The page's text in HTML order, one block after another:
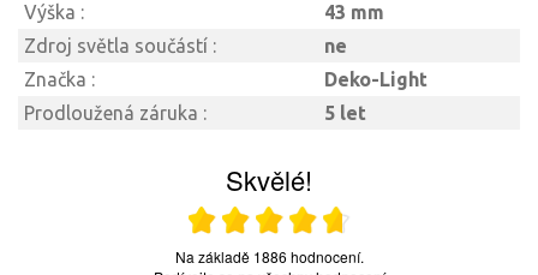
Výška :
43 mm
Zdroj světla součástí :
ne
Značka :
Deko-Light
Prodloužená záruka :
5 let